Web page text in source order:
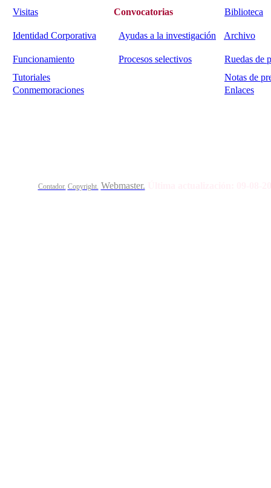
Visitas
Convocatorias Biblioteca
Identidad Corporativa Ayudas a la investigación Archivo
Funcionamiento Procesos selectivos
Ruedas de
Tutoriales
Notas de
Conmemoraciones
Enlaces
Contador. Copyright. Webmaster.